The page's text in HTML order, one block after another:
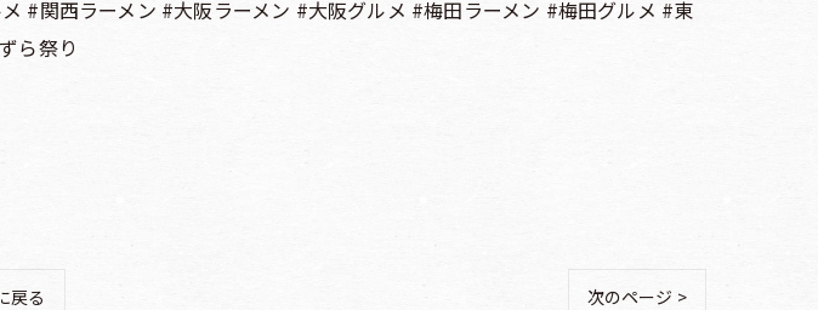
関西ラーメン #大阪ラーメン #大阪グルメ #梅田ラーメン #梅田グルメ #東
ら祭り
戻る 次のページ >